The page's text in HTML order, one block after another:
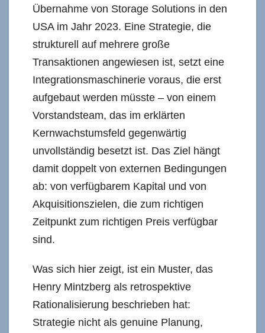
Übernahme von Storage Solutions in den
USA im Jahr 2023. Eine Strategie, die
strukturell auf mehrere große
Transaktionen angewiesen ist, setzt eine
Integrationsmaschinerie voraus, die erst
aufgebaut werden müsste – von einem
Vorstandsteam, das im erklärten
Kernwachstumsfeld gegenwärtig
unvollständig besetzt ist. Das Ziel hängt
damit doppelt von externen Bedingungen
ab: von verfügbarem Kapital und von
Akquisitionszielen, die zum richtigen
Zeitpunkt zum richtigen Preis verfügbar
sind.
Was sich hier zeigt, ist ein Muster, das
Henry Mintzberg als retrospektive
Rationalisierung beschrieben hat:
Strategie nicht als genuine Planung,